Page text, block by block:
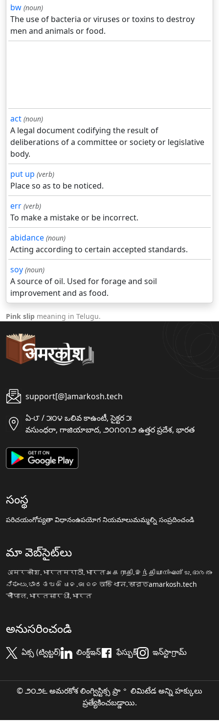
bw (noun)
The use of bacteria or viruses or toxins to destroy
men and animals or food.
act (noun)
A legal document codifying the result of
deliberations of a committee or society or legislative
body.
put up (verb)
Place so as to be noticed.
err (verb)
To make a mistake or be incorrect.
abidance (noun)
Acting according to certain accepted standards.
soy (noun)
A source of oil. Used for forage and soil
improvement and as food.
Pink slip meaning in Telugu.
support[@]amarkosh.tech
ఏ-౮ / ౫౦౪ ఒలివ కాఉంటీ, సైక్టర ౫
వసుంధరా, గాజియాబాద, ౨౦౧౦౧౨ ఉత్తర ప్రదేశ, భారత
సంస్థ
పరిచయంగోప్యతా విధానంఉపయోగ నియమాలుమమ్మల్ని సంప్రదించండి
మా వెబ్‌సైట్‌లు
अमरकोश.भारतमराठी.भारतஅகராதி.இந்தியாനിഘണ്ടു.ഭാരതം
ನಿಘಂಟು.ಭಾರತ ଅଭିଧାନ.ଭାରତ অভিধান.ভারতamarkosh.tech
चौपाल.भारतसारथी.भारत
అనుసరించండి
ఏక్స (ట్విట్టర్) లింక్డ్ఇన్ ఫేస్బుక్ ఇన్‌స్టాగ్రామ్
© ౨౦౨౬ అమరకోశ లింగ్విస్టిక్స ప్రా॰ లిమిటేడ అన్ని హక్కులు
ప్రత్యేకించబడ్డాయి.